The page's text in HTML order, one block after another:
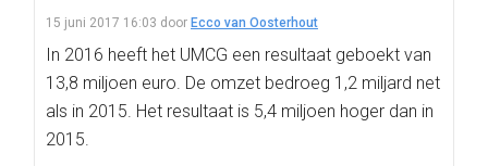
15 juni 2017 16:03 door Ecco van Oosterhout
In 2016 heeft het UMCG een resultaat geboekt van
13,8 miljoen euro. De omzet bedroeg 1,2 miljard net
als in 2015. Het resultaat is 5,4 miljoen hoger dan in
2015.